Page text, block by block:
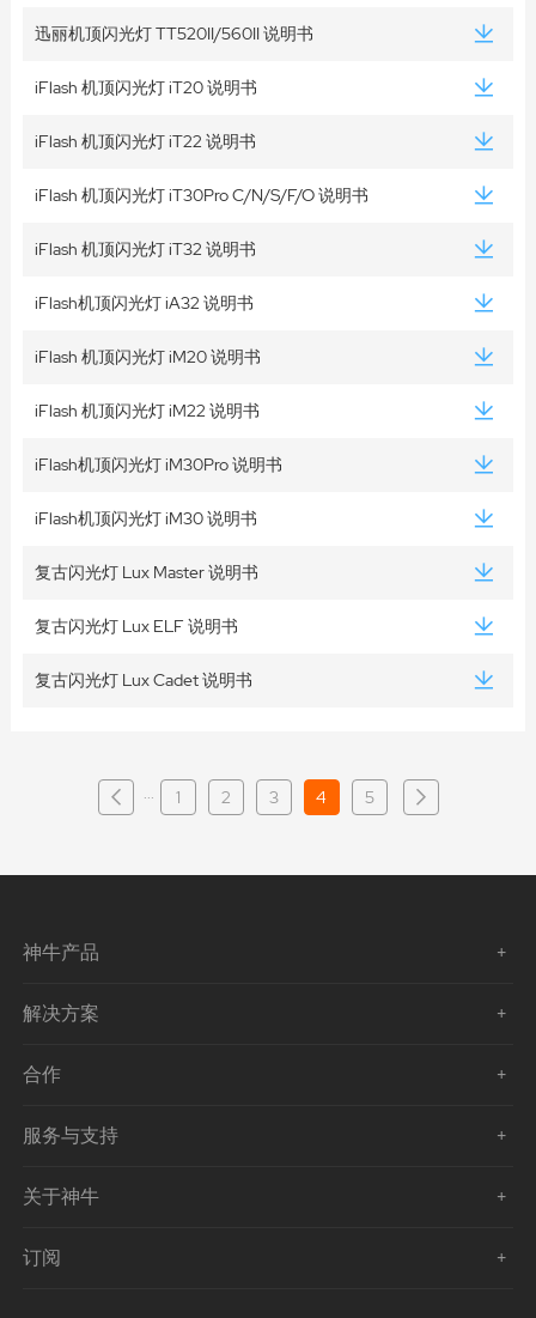
迅丽机顶闪光灯 TT520II/560II 说明书
iFlash 机顶闪光灯 iT20 说明书
iFlash 机顶闪光灯 iT22 说明书
iFlash 机顶闪光灯 iT30Pro C/N/S/F/O 说明书
iFlash 机顶闪光灯 iT32 说明书
iFlash机顶闪光灯 iA32 说明书
iFlash 机顶闪光灯 iM20 说明书
iFlash 机顶闪光灯 iM22 说明书
iFlash机顶闪光灯 iM30Pro 说明书
iFlash机顶闪光灯 iM30 说明书
复古闪光灯 Lux Master 说明书
复古闪光灯 Lux ELF 说明书
复古闪光灯 Lux Cadet 说明书
··· 1 2 3 4 5
神牛产品
解决方案
合作
服务与支持
关于神牛
订阅